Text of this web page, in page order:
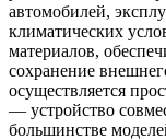
автомобилей,
климатических
материалов,
сохранение
осуществляется
— устройство
большинстве